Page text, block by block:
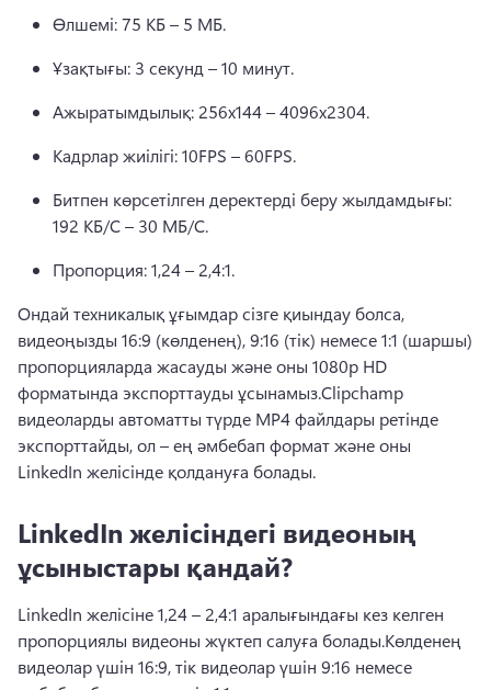
Өлшемі: 75 КБ – 5 МБ.
Ұзақтығы: 3 секунд – 10 минут.
Ажыратымдылық: 256x144 – 4096x2304.
Кадрлар жиілігі: 10FPS – 60FPS.
Битпен көрсетілген деректерді беру жылдамдығы:
192 КБ/С – 30 МБ/С.
Пропорция: 1,24 – 2,4:1.
Ондай техникалық ұғымдар сізге қиындау болса,
видеоңызды 16:9 (көлденең), 9:16 (тік) немесе 1:1 (шаршы)
пропорцияларда жасауды және оны 1080p HD
форматында экспорттауды ұсынамыз.Clipchamp
видеоларды автоматты түрде MP4 файлдары ретінде
экспорттайды, ол – ең әмбебап формат және оны
LinkedIn желісінде қолдануға болады.
LinkedIn желісіндегі видеоның
ұсыныстары қандай?
LinkedIn желісіне 1,24 – 2,4:1 аралығындағы кез келген
пропорциялы видеоны жүктеп салуға болады.Көлденең
видеолар үшін 16:9, тік видеолар үшін 9:16 немесе